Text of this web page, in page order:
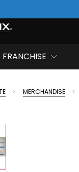
FRANCHISE
MERCHANDISE